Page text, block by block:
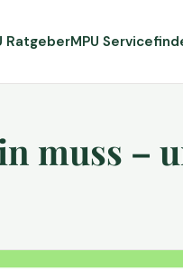
RatgeberMPU
muss –